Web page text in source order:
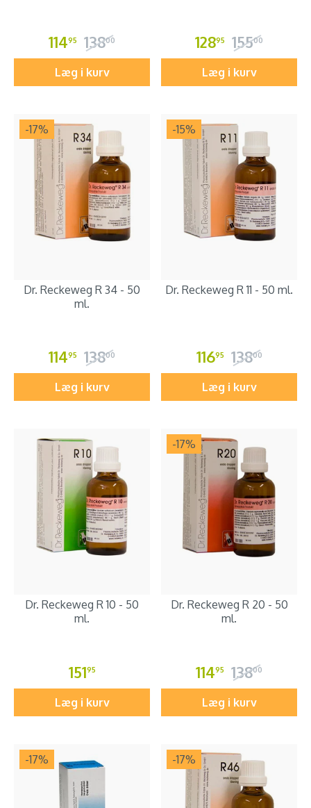
11495 13800
Læg i kurv
12895 15500
Læg i kurv
-17%
Dr. Reckeweg R 34 - 50
ml.
11495 13800
Læg i kurv
-15%
Dr. Reckeweg R 11 - 50 ml.
11695 13800
Læg i kurv
Dr. Reckeweg R 10 - 50
ml.
15195
Læg i kurv
-17%
Dr. Reckeweg R 20 - 50
ml.
11495 13800
Læg i kurv
-17% -17%